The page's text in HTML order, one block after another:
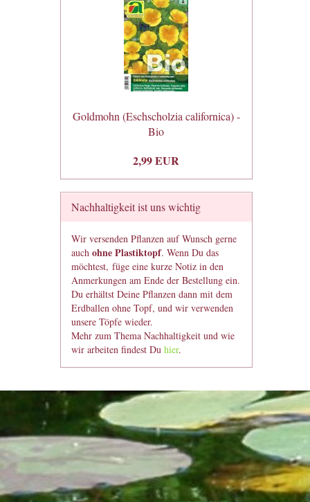
Goldmohn (Eschscholzia californica) -
Bio
2,99 EUR
Nachhaltigkeit ist uns wichtig
Wir versenden Pflanzen auf Wunsch gerne
auch ohne Plastiktopf. Wenn Du das
möchtest, füge eine kurze Notiz in den
Anmerkungen am Ende der Bestellung ein.
Du erhältst Deine Pflanzen dann mit dem
Erdballen ohne Topf, und wir verwenden
unsere Töpfe wieder.
Mehr zum Thema Nachhaltigkeit und wie
wir arbeiten findest Du hier.